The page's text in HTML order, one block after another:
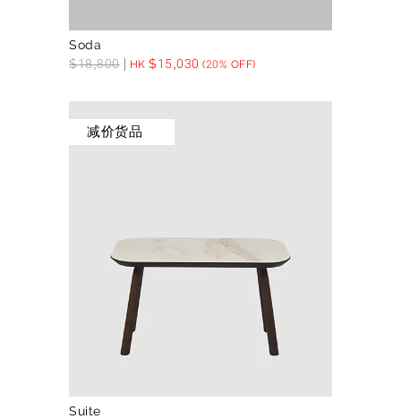
Soda
$18,800 HK$15,030 (20% OFF)
减价货品
Suite